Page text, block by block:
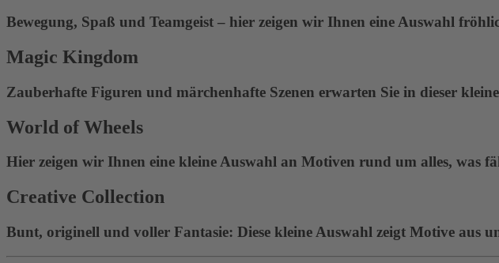
Bewegung, Spaß und Teamgeist – hier zeigen wir Ihnen eine Auswahl
Magic Kingdom
Zauberhafte Figuren und märchenhafte Szenen erwarten Sie in dieser
World of Wheels
Hier zeigen wir Ihnen eine kleine Auswahl an Motiven rund um alles, was
Creative Collection
Bunt, originell und voller Fantasie: Diese kleine Auswahl zeigt Motive aus